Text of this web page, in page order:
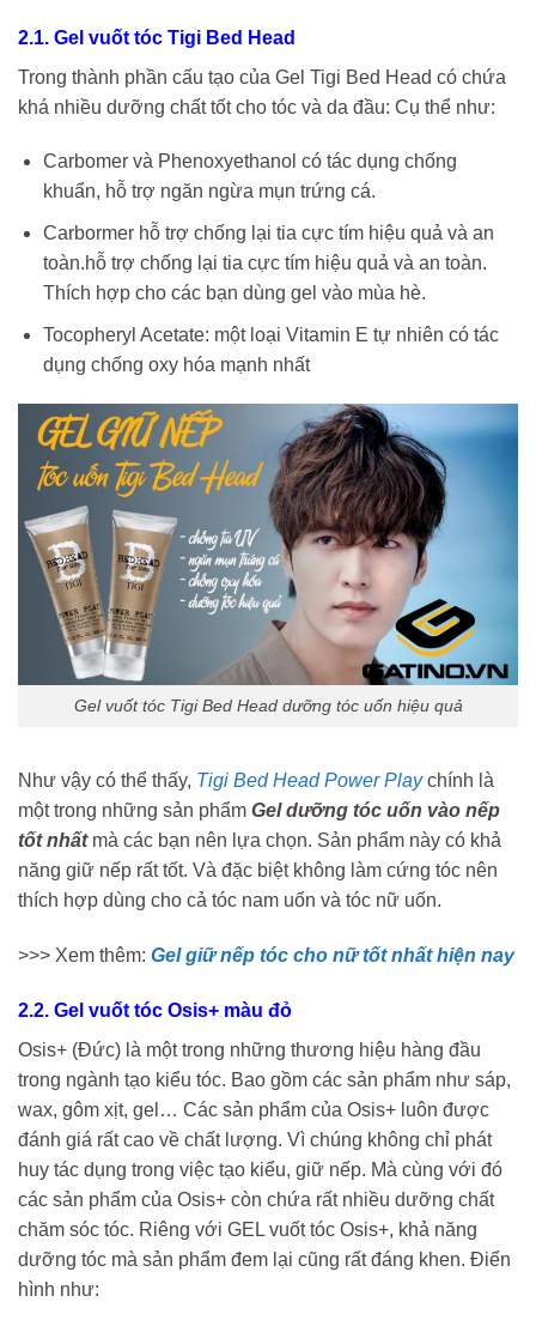
2.1. Gel vuốt tóc Tigi Bed Head
Trong thành phần cấu tạo của Gel Tigi Bed Head có chứa
khá nhiều dưỡng chất tốt cho tóc và da đầu: Cụ thể như:
Carbomer và Phenoxyethanol có tác dụng chống
khuẩn, hỗ trợ ngăn ngừa mụn trứng cá.
Carbormer hỗ trợ chống lại tia cực tím hiệu quả và an
toàn.hỗ trợ chống lại tia cực tím hiệu quả và an toàn.
Thích hợp cho các bạn dùng gel vào mùa hè.
Tocopheryl Acetate: một loại Vitamin E tự nhiên có tác
dụng chống oxy hóa mạnh nhất
Gel vuốt tóc Tigi Bed Head dưỡng tóc uốn hiệu quả
Như vậy có thể thấy, Tigi Bed Head Power Playchính là
một trong những sản phẩm Gel dưỡng tóc uốn vào nếp
tốt nhấtmà các bạn nên lựa chọn. Sản phẩm này có khả
năng giữ nếp rất tốt. Và đặc biệt không làm cứng tóc nên
thích hợp dùng cho cả tóc nam uốn và tóc nữ uốn.
>>> Xem thêm: Gel giữ nếp tóc cho nữ tốt nhất hiện nay
2.2. Gel vuốt tóc Osis+ màu đỏ
Osis+ (Đức) là một trong những thương hiệu hàng đầu
trong ngành tạo kiểu tóc. Bao gồm các sản phẩm như sáp,
wax, gôm xịt, gel… Các sản phẩm của Osis+ luôn được
đánh giá rất cao về chất lượng. Vì chúng không chỉ phát
huy tác dụng trong việc tạo kiểu, giữ nếp. Mà cùng với đó
các sản phẩm của Osis+ còn chứa rất nhiều dưỡng chất
chăm sóc tóc. Riêng với GEL vuốt tóc Osis+, khả năng
dưỡng tóc mà sản phẩm đem lại cũng rất đáng khen. Điển
hình như: